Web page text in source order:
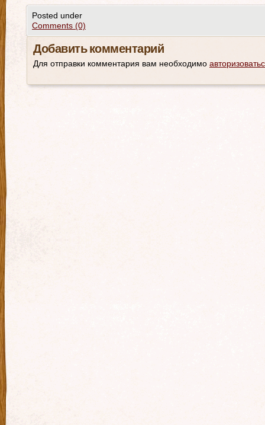
Posted under
Comments (0)
Добавить комментарий
Для отправки комментария вам необходимо